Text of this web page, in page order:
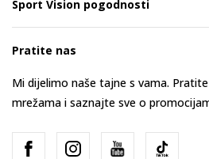
Sport Vision pogodnosti
Pratite nas
Mi dijelimo naše tajne s vama.
mrežama i saznajte sve o